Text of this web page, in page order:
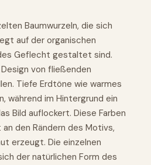
Baumwurzeln, die sich
auf der organischen
Geflecht gestaltet sind.
von fließenden
Tiefe Erdtöne wie warmes
während im Hintergrund ein
Bild auflockert. Diese Farben
den Rändern des Motivs,
erzeugt. Die einzelnen
der natürlichen Form des